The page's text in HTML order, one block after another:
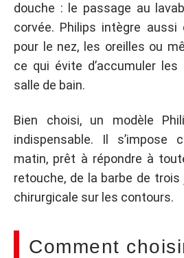
douche : le passage au
corvée. Philips intègre aussi
pour le nez, les oreilles ou
ce qui évite d’accumuler
salle de bain.
Bien choisi, un modèle
indispensable. Il s’impose
matin, prêt à répondre à
retouche, de la barbe de
chirurgicale sur les contours.
Comment